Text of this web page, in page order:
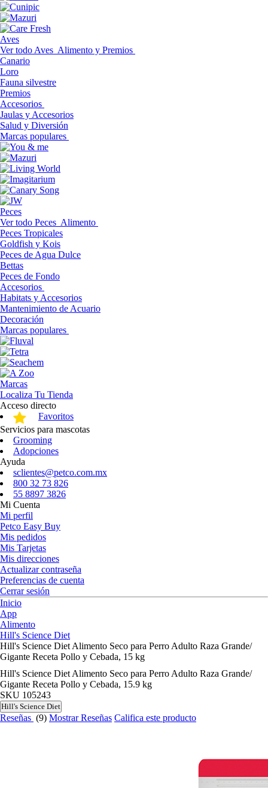
Aves
Ver todo Aves Alimento y Premios
Canario
Loro
Fauna silvestre
Premios
Accesorios
Jaulas y Accesorios
Salud y Diversión
Marcas populares
Peces
Ver todo Peces Alimento
Peces Tropicales
Goldfish y Kois
Peces de Agua Dulce
Bettas
Peces de Fondo
Accesorios
Habitats y Accesorios
Mantenimiento de Acuario
Decoración
Marcas populares
Marcas
Localiza Tu Tienda
Acceso directo
Favoritos
Servicios para mascotas
Grooming
Adopciones
Ayuda
sclientes@petco.com.mx
800 32 73 826
55 8897 3826
Mi Cuenta
Mi perfil
Petco Easy Buy
Mis pedidos
Mis Tarjetas
Mis direcciones
Actualizar contraseña
Preferencias de cuenta
Cerrar sesión
Inicio
App
Alimento
Hill's Science Diet
Hill's Science Diet Alimento Seco para Perro Adulto Raza Grande/
Gigante Receta Pollo y Cebada, 15 kg
Hill's Science Diet Alimento Seco para Perro Adulto Raza Grande/
Gigante Receta Pollo y Cebada, 15.9 kg
SKU 105243
Hill's Science Diet
Reseñas (9) Mostrar Reseñas Califica este producto